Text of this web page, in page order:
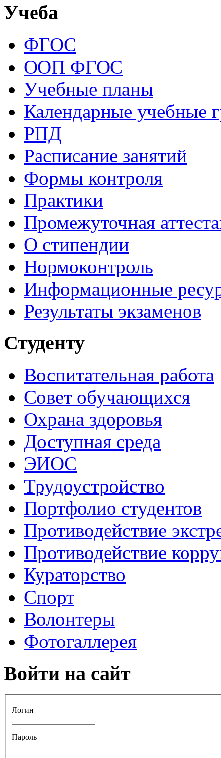
Учеба
ФГОС
ООП ФГОС
Учебные планы
Календарные учебные
РПД
Расписание занятий
Формы контроля
Практики
Промежуточная
О стипендии
Нормоконтроль
Информационные
Результаты экзаменов
Студенту
Воспитательная работа
Совет обучающихся
Охрана здоровья
Доступная среда
ЭИОС
Трудоустройство
Портфолио студентов
Противодействие
Противодействие
Кураторство
Спорт
Волонтеры
Фотогаллерея
Войти на сайт
Логин
Пароль